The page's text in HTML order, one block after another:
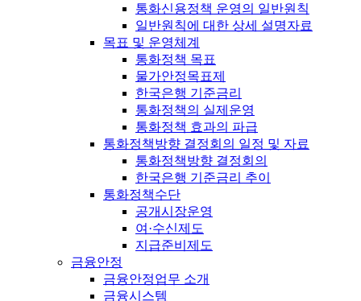
통화신용정책 운영의 일반원칙
일반원칙에 대한 상세 설명자료
목표 및 운영체계
통화정책 목표
물가안정목표제
한국은행 기준금리
통화정책의 실제운영
통화정책 효과의 파급
통화정책방향 결정회의 일정 및 자료
통화정책방향 결정회의
한국은행 기준금리 추이
통화정책수단
공개시장운영
여·수신제도
지급준비제도
금융안정
금융안정업무 소개
금융시스템